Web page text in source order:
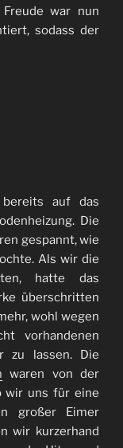
war nun
sodass der
auf das
Die
gespannt, wie
Als wir die
hatte das
überschritten
wohl wegen
vorhandenen
zu lassen. Die
waren von der
wir uns für eine
großer Eimer
wir kurzerhand